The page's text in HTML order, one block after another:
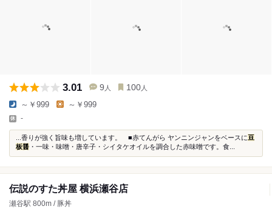
3.01 9 人 100 人
～￥999 ～￥999
-
...香りが強く旨味も増しています。 ■赤てんがら ヤンニンジャンをベースに豆
板醤 ・一味・味噌・唐辛子・シイタケオイルを調合した赤味噌です。食...
伝説のすた丼屋 横浜瀬谷店
瀬谷駅 800m / 豚丼